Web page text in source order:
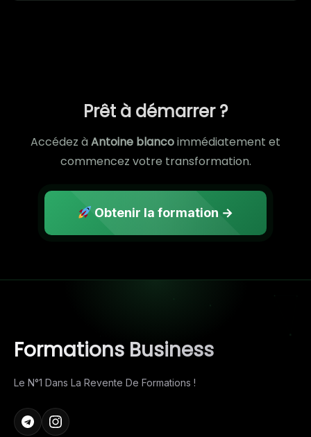
Prêt à démarrer ?
Accédez àAntoine blancoimmédiatement et
commencez votre transformation.
Obtenir la formation →
Formations Business
Le N°1 Dans La Revente De Formations !